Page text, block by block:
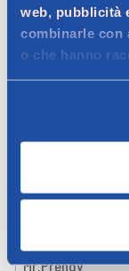
web, pubblicità
combinarle con
o che hanno
Help
Verifica disp. in
SOLO DA CADDY'S
Mr.Prendy